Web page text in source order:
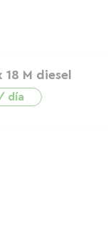
M diesel
día